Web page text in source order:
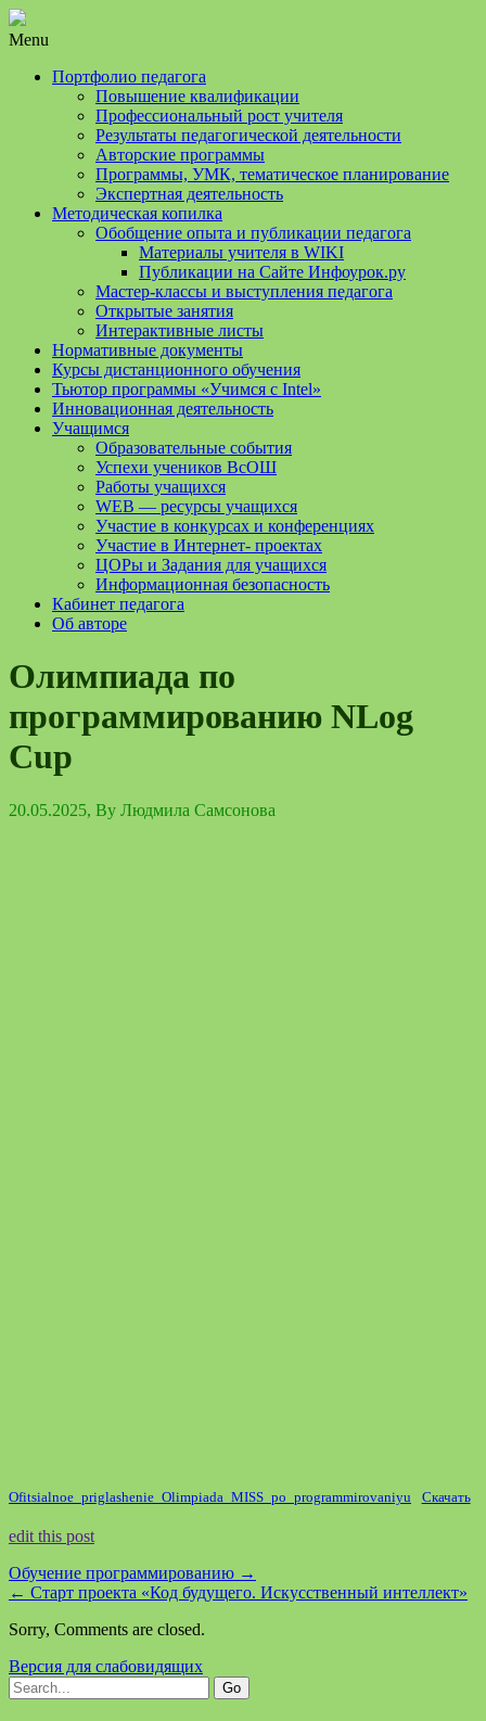
Menu
Портфолио педагога
Повышение квалификации
Профессиональный рост учителя
Результаты педагогической деятельности
Авторские программы
Программы, УМК, тематическое планирование
Экспертная деятельность
Методическая копилка
Обобщение опыта и публикации педагога
Материалы учителя в WIKI
Публикации на Сайте Инфоурок.ру
Мастер-классы и выступления педагога
Открытые занятия
Интерактивные листы
Нормативные документы
Курсы дистанционного обучения
Тьютор программы «Учимся с Intel»
Инновационная деятельность
Учащимся
Образовательные события
Успехи учеников ВсОШ
Работы учащихся
WEB — ресурсы учащихся
Участие в конкурсах и конференциях
Участие в Интернет- проектах
ЦОРы и Задания для учащихся
Информационная безопасность
Кабинет педагога
Об авторе
Олимпиада по
программированию NLog
Cup
20.05.2025, By Людмила Самсонова
Ofitsialnoe_priglashenie_Olimpiada_MISS_po_programmirovaniyu Скачать
edit this post
Обучение программированию →
← Старт проекта «Код будущего. Искусственный интеллект»
Sorry, Comments are closed.
Версия для слабовидящих